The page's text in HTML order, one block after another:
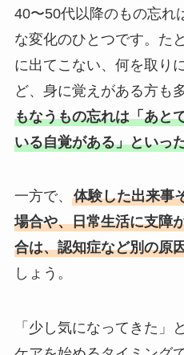
40〜50代以降のもの忘れ
な変化のひとつです。た
に出てこない、何を取り
ど、身に覚えがある方も
もなうもの忘れは「あと
いる自覚がある」といっ
一方で、 体験した出来事
場合や、日常生活に支障
合は、認知症など別の原
しょう。
「少し気になってきた」